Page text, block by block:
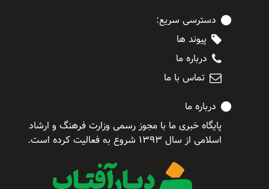
دسترسی سریع:
پیوند ها
درباره ما
تماس با ما
درباره ما
پایگاه خبری ما با مجوز رسمی وزارت فرهنگ و ارشاد
اسلامی از سال ۱۳۹۳ شروع به فعالیت کرده است.